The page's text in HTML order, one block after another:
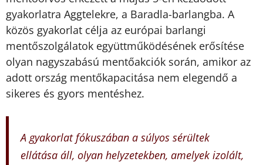
gyakorlatra Aggtelekre, a Baradla-barlangba. A
közös gyakorlat célja az európai barlangi
mentőszolgálatok együttműködésének erősítése
olyan nagyszabású mentőakciók során, amikor az
adott ország mentőkapacitása nem elegendő a
sikeres és gyors mentéshez.
A gyakorlat fókuszában a súlyos sérültek
ellátása áll, olyan helyzetekben, amelyek izolált,